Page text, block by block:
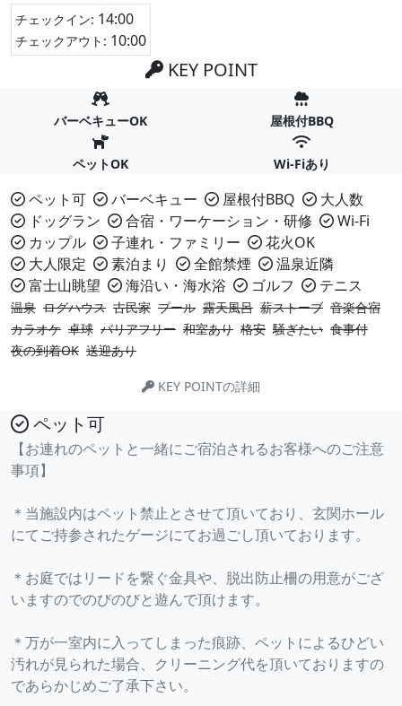
チェックイン: 14:00
チェックアウト: 10:00
KEY POINT
バーベキューOK 屋根付BBQ
ペットOK Wi-Fiあり
ペット可 バーベキュー 屋根付BBQ
大人数
ドッグラン
合宿・ワーケーション・研修
Wi-Fi
カップル
子連れ・ファミリー
花火OK
大人限定
素泊まり 全館禁煙
温泉近隣
富士山眺望
海沿い・海水浴 ゴルフ テニス
温泉 ログハウス 古民家 プール 露天風呂 薪ストーブ 音楽合宿
カラオケ 卓球 バリアフリー 和室あり 格安 騒ぎたい 食事付
夜の到着OK 送迎あり
KEY POINTの詳細
ペット可
【お連れのペットと一緒にご宿泊されるお客様へのご注意
事項】
＊当施設内はペット禁止とさせて頂いており、玄関ホール
にてご持参されたゲージにてお過ごし頂いております。
＊お庭ではリードを繋ぐ金具や、脱出防止柵の用意がござ
いますのでのびのびと遊んで頂けます。
＊万が一室内に入ってしまった痕跡、ペットによるひどい
汚れが見られた場合、クリーニング代を頂いておりますの
であらかじめご了承下さい。